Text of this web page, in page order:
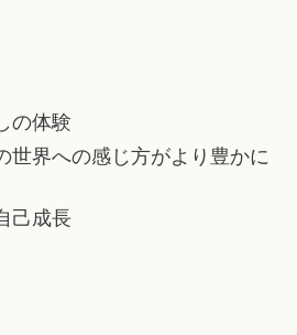
の体験
世界への感じ方がより豊かに
己成長